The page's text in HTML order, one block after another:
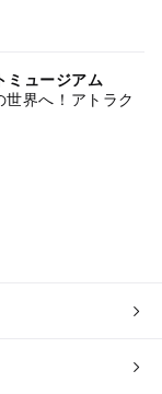
ミュージアム
界へ！アトラク